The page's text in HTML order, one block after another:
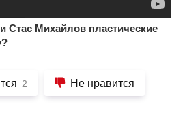
Стас Михайлов пластические
2 Не нравится